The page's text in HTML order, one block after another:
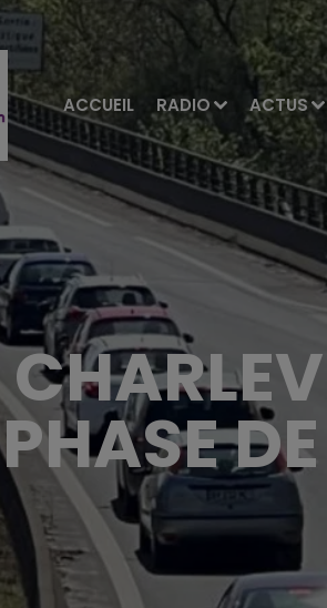
ACCUEIL RADIO ACTUS
PHASE